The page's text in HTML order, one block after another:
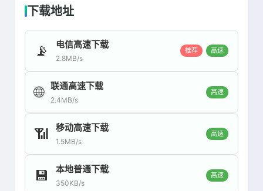
下载地址
📡 电信高速下载
2.8MB/s
推荐 高速
🌐 联通高速下载
2.4MB/s
高速
📶 移动高速下载
1.5MB/s
高速
💾 本地普通下载
350KB/s
高速